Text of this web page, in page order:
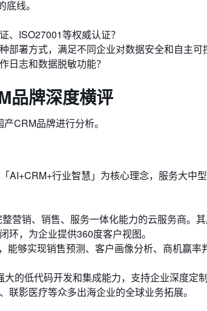
线。
、ISO27001等权威认证？
部署方式，满足不同企业对数据安全和自主可
日志和数据脱敏功能？
品牌深度横评
CRM品牌进行分析。
AI+CRM+行业智慧」为核心理念，服务大中
营销、销售、服务一体化能力的云服务商。
，为企业提供360度客户视图。
能够实现销售预测、客户画像分析、商机赢率
的低代码开发和集成能力，支持企业深度定
影医疗等众多出海企业的全球业务拓展。